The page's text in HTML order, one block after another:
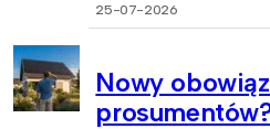
25-07-2026
Nowy